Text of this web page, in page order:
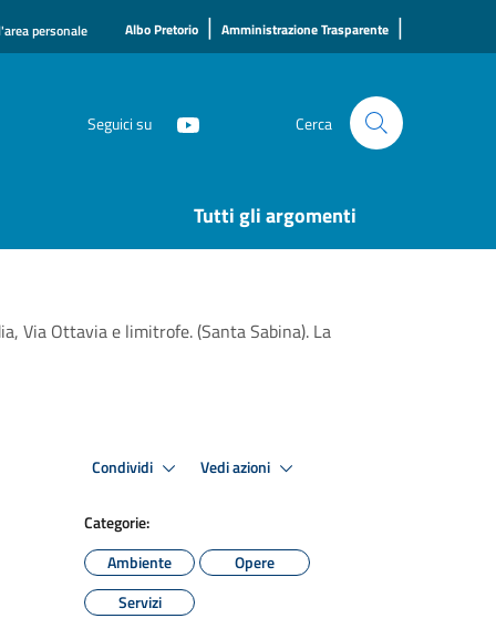
personale Albo Pretorio | Amministrazione Trasparente |
Seguici su Cerca
Tutti gli argomenti
Via Ottavia e limitrofe. (Santa Sabina). La
Condividi Vedi azioni
Categorie:
Ambiente
Opere
Servizi